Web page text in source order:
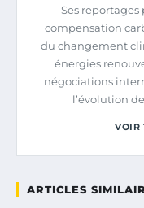
Ses
compensation
du changement
énergies
négociations
l’évolution
VOIR
ARTICLES